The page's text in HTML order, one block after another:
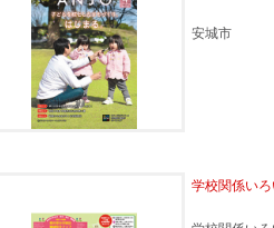
安城市
学校関係いろ